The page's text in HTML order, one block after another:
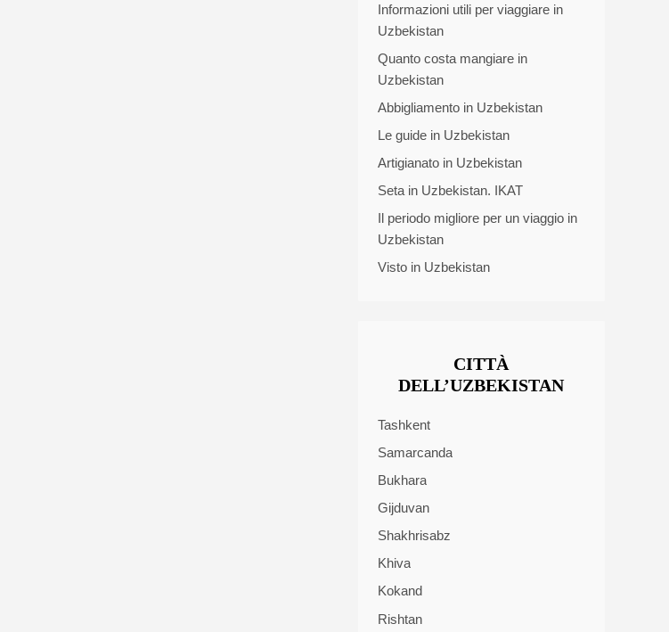
Informazioni utili per viaggiare in
Uzbekistan
Quanto costa mangiare in
Uzbekistan
Abbigliamento in Uzbekistan
Le guide in Uzbekistan
Artigianato in Uzbekistan
Seta in Uzbekistan. IKAT
Il periodo migliore per un viaggio in
Uzbekistan
Visto in Uzbekistan
CITTÀ
DELL’UZBEKISTAN
Tashkent
Samarcanda
Bukhara
Gijduvan
Shakhrisabz
Khiva
Kokand
Rishtan